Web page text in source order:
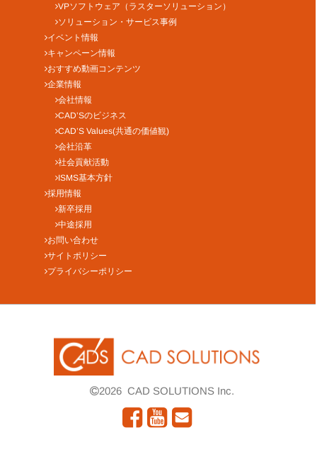
VPソフトウェア（ラスターソリューション）
ソリューション・サービス事例
イベント情報
キャンペーン情報
おすすめ動画コンテンツ
企業情報
会社情報
CAD’Sのビジネス
CAD’S Values(共通の価値観)
会社沿革
社会貢献活動
ISMS基本方針
採用情報
新卒採用
中途採用
お問い合わせ
サイトポリシー
プライバシーポリシー
2026 CAD SOLUTIONS Inc.